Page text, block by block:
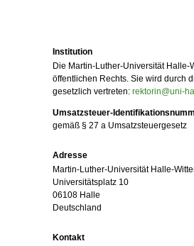
Institution
Die Martin-Luther-Universität
öffentlichen Rechts. Sie wird durch
gesetzlich vertreten: rektorin@uni-
Umsatzsteuer-
gemäß § 27 a Umsatzsteuergesetz
Adresse
Martin-Luther-Universität Halle-
Universitätsplatz 10
06108 Halle
Deutschland
Kontakt